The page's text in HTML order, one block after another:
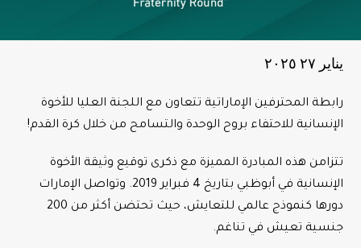
يناير ٢٧ ٢۰٢٥
رابطة المحترفين الإماراتية تتعاون مع اللجنة العليا للأخوة
الإنسانية للاحتفاء بروح الوحدة والتسامح من خلال كرة القدم!
تتزامن هذه المبادرة المميزة مع ذكرى توقيع وثيقة الأخوة
الإنسانية في أبوظبي بتاريخ 4 فبراير 2019. وتواصل الإمارات
دورها كنموذج عالمي للتعايش، حيث تحتضن أكثر من 200
جنسية تعيش في تناغم.